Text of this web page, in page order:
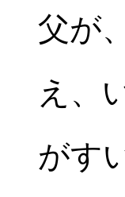
父が
え、
がす